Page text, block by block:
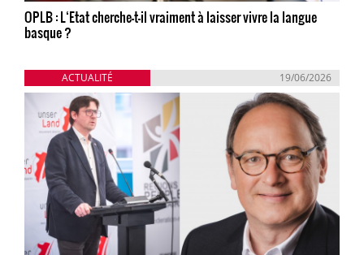
OPLB : L‘Etat cherche-t-il vraiment à laisser vivre la langue
basque ?
ACTUALITÉ 19/06/2026